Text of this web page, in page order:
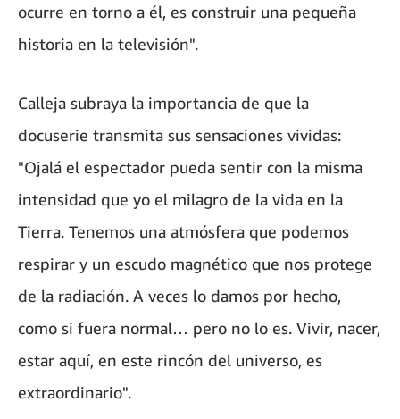
ocurre en torno a él, es construir una pequeña
historia en la televisión".
Calleja subraya la importancia de que la
docuserie transmita sus sensaciones vividas:
"Ojalá el espectador pueda sentir con la misma
intensidad que yo el milagro de la vida en la
Tierra. Tenemos una atmósfera que podemos
respirar y un escudo magnético que nos protege
de la radiación. A veces lo damos por hecho,
como si fuera normal… pero no lo es. Vivir, nacer,
estar aquí, en este rincón del universo, es
extraordinario".